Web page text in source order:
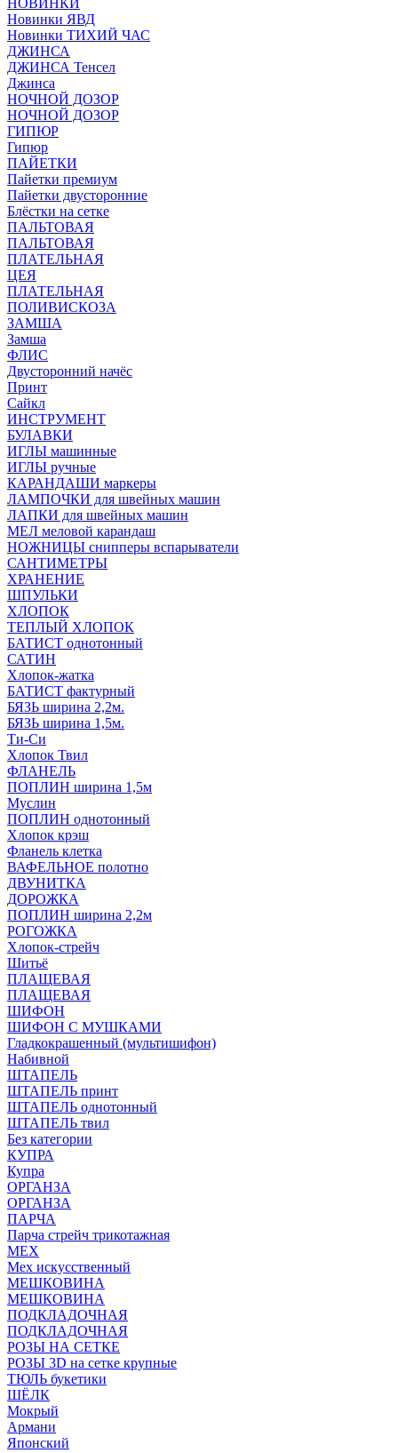
НОВИНКИ
Новинки ЯВД
Новинки ТИХИЙ ЧАС
ДЖИНСА
ДЖИНСА Тенсел
Джинса
НОЧНОЙ ДОЗОР
НОЧНОЙ ДОЗОР
ГИПЮР
Гипюр
ПАЙЕТКИ
Пайетки премиум
Пайетки двусторонние
Блёстки на сетке
ПАЛЬТОВАЯ
ПАЛЬТОВАЯ
ПЛАТЕЛЬНАЯ
ЦЕЯ
ПЛАТЕЛЬНАЯ
ПОЛИВИСКОЗА
ЗАМША
Замша
ФЛИС
Двусторонний начёс
Принт
Сайкл
ИНСТРУМЕНТ
БУЛАВКИ
ИГЛЫ машинные
ИГЛЫ ручные
КАРАНДАШИ маркеры
ЛАМПОЧКИ для швейных машин
ЛАПКИ для швейных машин
МЕЛ меловой карандаш
НОЖНИЦЫ снипперы вспарыватели
САНТИМЕТРЫ
ХРАНЕНИЕ
ШПУЛЬКИ
ХЛОПОК
ТЕПЛЫЙ ХЛОПОК
БАТИСТ однотонный
САТИН
Хлопок-жатка
БАТИСТ фактурный
БЯЗЬ ширина 2,2м.
БЯЗЬ ширина 1,5м.
Ти-Си
Хлопок Твил
ФЛАНЕЛЬ
ПОПЛИН ширина 1,5м
Муслин
ПОПЛИН однотонный
Хлопок крэш
Фланель клетка
ВАФЕЛЬНОЕ полотно
ДВУНИТКА
ДОРОЖКА
ПОПЛИН ширина 2,2м
РОГОЖКА
Хлопок-стрейч
Шитьё
ПЛАЩЕВАЯ
ПЛАЩЕВАЯ
ШИФОН
ШИФОН С МУШКАМИ
Гладкокрашенный (мультишифон)
Набивной
ШТАПЕЛЬ
ШТАПЕЛЬ принт
ШТАПЕЛЬ однотонный
ШТАПЕЛЬ твил
Без категории
КУПРА
Купра
ОРГАНЗА
ОРГАНЗА
ПАРЧА
Парча стрейч трикотажная
МЕХ
Мех искусственный
МЕШКОВИНА
МЕШКОВИНА
ПОДКЛАДОЧНАЯ
ПОДКЛАДОЧНАЯ
РОЗЫ НА СЕТКЕ
РОЗЫ 3D на сетке крупные
ТЮЛЬ букетики
ШЁЛК
Мокрый
Армани
Японский